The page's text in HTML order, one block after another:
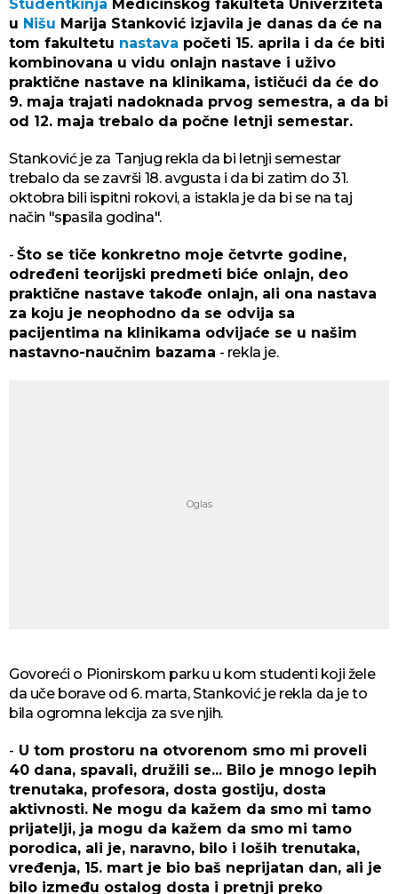
Studentkinja Medicinskog fakulteta Univerziteta
u Nišu Marija Stanković izjavila je danas da će na
tom fakultetu nastava početi 15. aprila i da će biti
kombinovana u vidu onlajn nastave i uživo
praktične nastave na klinikama, ističući da će do
9. maja trajati nadoknada prvog semestra, a da bi
od 12. maja trebalo da počne letnji semestar.
Stanković je za Tanjug rekla da bi letnji semestar
trebalo da se završi 18. avgusta i da bi zatim do 31.
oktobra bili ispitni rokovi, a istakla je da bi se na taj
način "spasila godina".
-Što se tiče konkretno moje četvrte godine,
određeni teorijski predmeti biće onlajn, deo
praktične nastave takođe onlajn, ali ona nastava
za koju je neophodno da se odvija sa
pacijentima na klinikama odvijaće se u našim
nastavno-naučnim bazama - rekla je.
Govoreći o Pionirskom parku u kom studenti koji žele
da uče borave od 6. marta, Stanković je rekla da je to
bila ogromna lekcija za sve njih.
- U tom prostoru na otvorenom smo mi proveli
40 dana, spavali, družili se... Bilo je mnogo lepih
trenutaka, profesora, dosta gostiju, dosta
aktivnosti. Ne mogu da kažem da smo mi tamo
prijatelji, ja mogu da kažem da smo mi tamo
porodica, ali je, naravno, bilo i loših trenutaka,
vređenja, 15. mart je bio baš neprijatan dan, ali je
bilo između ostalog dosta i pretnji preko